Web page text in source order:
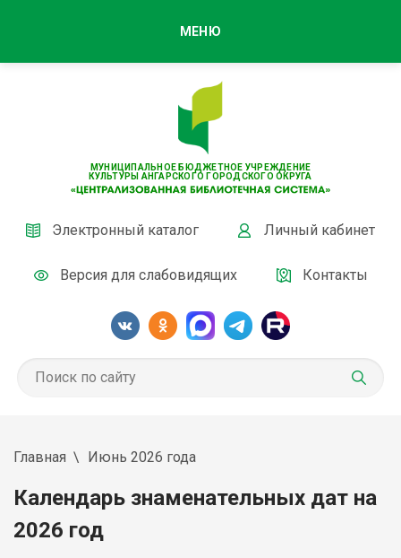
МУНИЦИПАЛЬНОЕ БЮДЖЕТНОЕ УЧРЕЖДЕНИЕ
КУЛЬТУРЫ АНГАРСКОГО ГОРОДСКОГО ОКРУГА
Электронный каталог Личный кабинет
Версия для слабовидящих Контакты
МЕНЮ
Главная Июнь 2026 года
Календарь знаменательных дат на
2026 год